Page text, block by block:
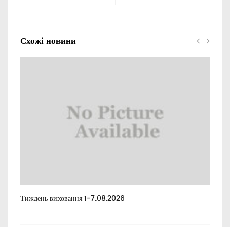
Схожі новини
Тиждень виховання 1-7.08.2026